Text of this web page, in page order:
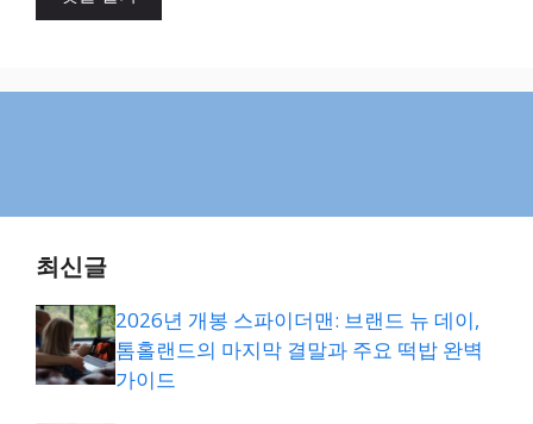
최신글
2026년 개봉 스파이더맨: 브랜드 뉴 데이,
톰홀랜드의 마지막 결말과 주요 떡밥 완벽
가이드